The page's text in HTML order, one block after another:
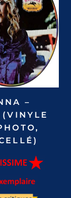
–
(VINYLE